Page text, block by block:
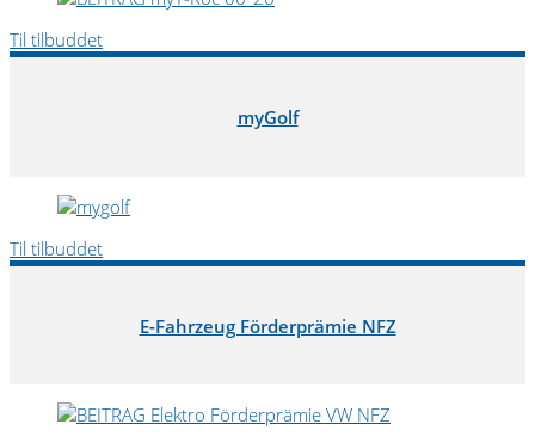
Til tilbuddet
myGolf
Til tilbuddet
E-Fahrzeug Förderprämie NFZ